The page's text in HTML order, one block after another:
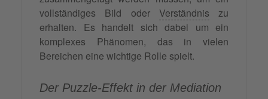
vollständiges Bild oder Verständnis zu
erhalten. Es handelt sich dabei um ein
komplexes Phänomen, das in vielen
Bereichen eine wichtige Rolle spielt.
Der Puzzle-Effekt in der Mediation